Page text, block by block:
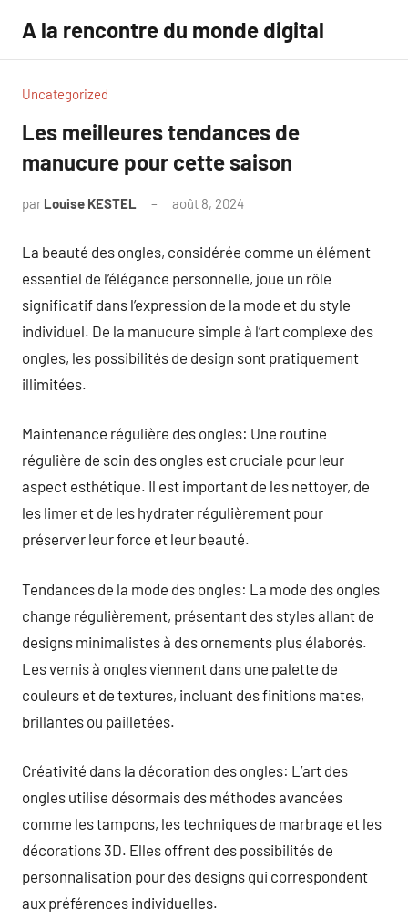
contenu
A la rencontre du monde digital
Uncategorized
Les meilleures tendances de
manucure pour cette saison
par Louise KESTEL août 8, 2024
La beauté des ongles, considérée comme un élément
essentiel de l’élégance personnelle, joue un rôle
significatif dans l’expression de la mode et du style
individuel. De la manucure simple à l’art complexe des
ongles, les possibilités de design sont pratiquement
illimitées.
Maintenance régulière des ongles: Une routine
régulière de soin des ongles est cruciale pour leur
aspect esthétique. Il est important de les nettoyer, de
les limer et de les hydrater régulièrement pour
préserver leur force et leur beauté.
Tendances de la mode des ongles: La mode des ongles
change régulièrement, présentant des styles allant de
designs minimalistes à des ornements plus élaborés.
Les vernis à ongles viennent dans une palette de
couleurs et de textures, incluant des finitions mates,
brillantes ou pailletées.
Créativité dans la décoration des ongles: L’art des
ongles utilise désormais des méthodes avancées
comme les tampons, les techniques de marbrage et les
décorations 3D. Elles offrent des possibilités de
personnalisation pour des designs qui correspondent
aux préférences individuelles.